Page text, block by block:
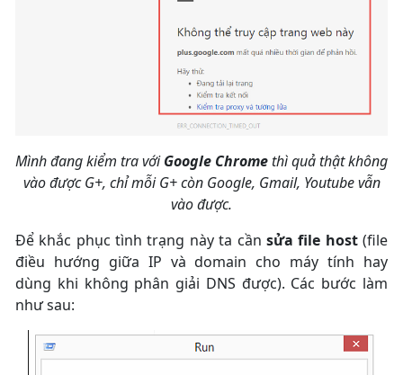
Mình đang kiểm tra vớiGoogle Chromethì quả thật không
vào được G+, chỉ mỗi G+ còn Google, Gmail, Youtube vẫn
vào được.
Để khắc phục tình trạng này ta cần sửa file host(file
điều hướng giữa IP và domain cho máy tính hay
dùng khi không phân giải DNS được). Các bước làm
như sau: